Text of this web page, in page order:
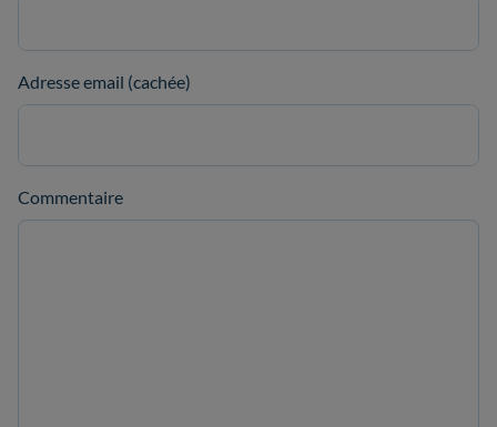
Adresse email (cachée)
Commentaire